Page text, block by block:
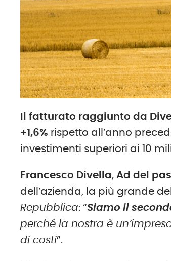
Il fatturato raggiunto da
+1,6% rispetto all’anno
investimenti superiori ai 10
Francesco Divella,Ad del
dell’azienda, la più grande
Repubblica: “Siamo il
perché la nostra è
di costi”.